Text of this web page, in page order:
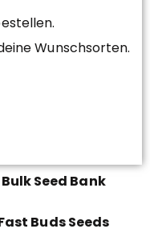
Wunschsorten.
Bulk Seed Bank
Buds Seeds